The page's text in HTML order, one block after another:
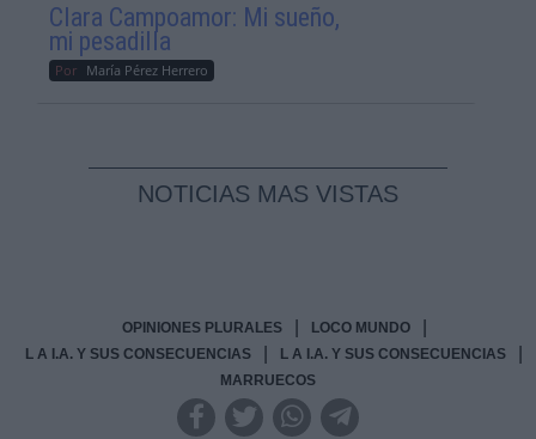
Clara Campoamor: Mi sueño,
mi pesadilla
Por María Pérez Herrero
NOTICIAS MAS VISTAS
OPINIONES PLURALES LOCO MUNDO
L A I.A. Y SUS CONSECUENCIAS L A I.A. Y SUS CONSECUENCIAS
MARRUECOS